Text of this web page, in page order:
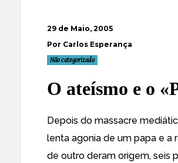
29 de Maio, 2005
Por Carlos Esperança
Não categorizado
O ateísmo e o
Depois do massacre
lenta agonia de um papa e a
de outro deram origem, seis